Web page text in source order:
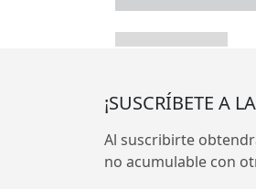
¡SUSCRÍBETE A
Al suscribirte
no acumulable con